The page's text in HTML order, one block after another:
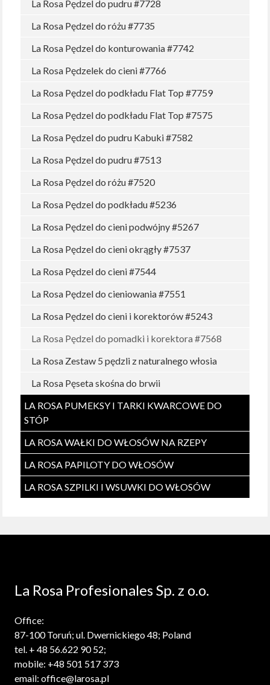
La Rosa Pędzel do pudru #7728
La Rosa Pędzel do różu #7735
La Rosa Pędzel do konturowania #7742
La Rosa Pędzelek do cieni #7766
La Rosa Pędzel do podkładu Flat Top #7759
La Rosa Pędzel do podkładu Flat Top #7575
La Rosa Pędzel do pudru Kabuki #7582
La Rosa Pędzel do pudru #7513
La Rosa Pędzel do różu #7520
La Rosa Pędzel do podkładu #5236
La Rosa Pędzel do cieni podwójny #5267
La Rosa Pędzel do cieni okrągły #7537
La Rosa Pędzel do cieni #7544
La Rosa Pędzel do cieniowania #7551
La Rosa Pędzel do cieni i korektorów #5243
La Rosa Pędzel do pomadki i korektora #7568
La Rosa Zestaw 5 pędzli z naturalnego włosia
La Rosa Pęseta skośna do brwii
LA ROSA PUMEKSY I TARKI KWARCOWE DO
STÓP
LA ROSA WAŁKI DO WŁOSÓW NA RZEPY
LA ROSA PAPILOTY DO WŁOSÓW
LA ROSA SZPILKI I WSUWKI DO WŁOSÓW
La Rosa Profesionales Sp. z o.o.
Office:
87-100 Toruń; ul. Dwernickiego 48; Poland
tel. + 48 56.622 90 52;
mobile: +48 501 517 373
email: office@larosa.pl